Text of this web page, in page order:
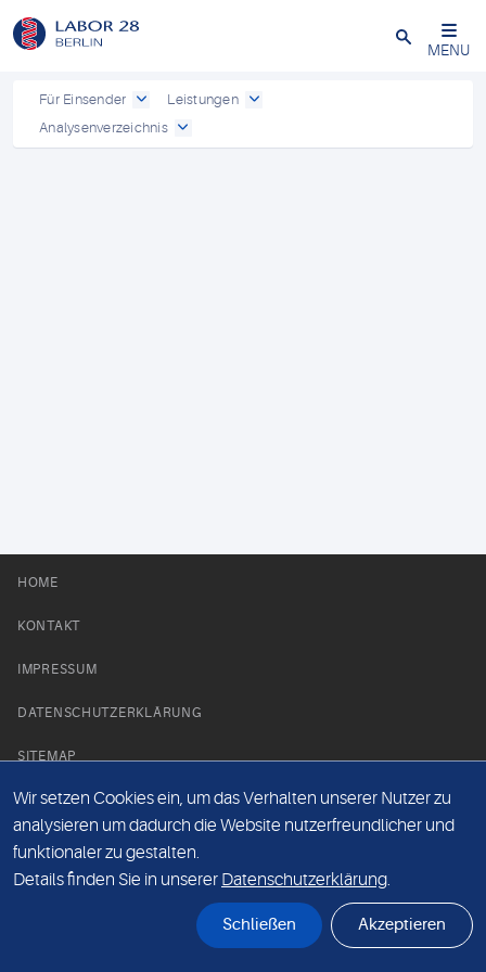
Schließen
MENU
Für Einsender
Leistungen
Analysenverzeichnis
HOME
KONTAKT
IMPRESSUM
DATENSCHUTZERKLÄRUNG
SITEMAP
NEWS PARTNER
Wir setzen Cookies ein, um das Verhalten unserer Nutzer zu
analysieren um dadurch die Website nutzerfreundlicher und
funktionaler zu gestalten.
Details finden Sie in unserer Datenschutzerklärung.
Schließen Akzeptieren